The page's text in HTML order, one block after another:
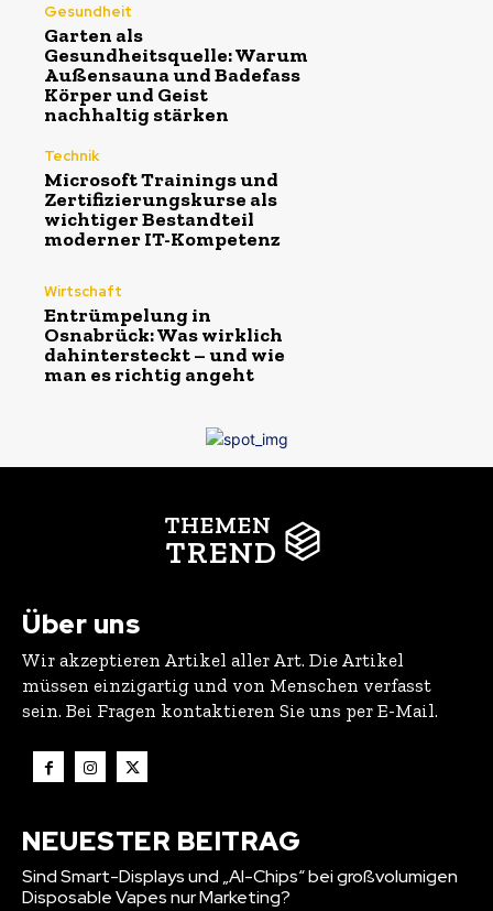
Gesundheit
Garten als
Gesundheitsquelle: Warum
Außensauna und Badefass
Körper und Geist
nachhaltig stärken
Technik
Microsoft Trainings und
Zertifizierungskurse als
wichtiger Bestandteil
moderner IT-Kompetenz
Wirtschaft
Entrümpelung in
Osnabrück: Was wirklich
dahintersteckt – und wie
man es richtig angeht
THEMEN
TREND
Über uns
Wir akzeptieren Artikel aller Art. Die Artikel
müssen einzigartig und von Menschen verfasst
sein. Bei Fragen kontaktieren Sie uns per E-Mail.
NEUESTER BEITRAG
Sind Smart-Displays und „AI-Chips“ bei großvolumigen
Disposable Vapes nur Marketing?